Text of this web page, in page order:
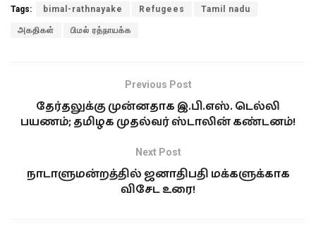
Tags: bimal-rathnayake Refugees Tamil nadu
அகதிகள் பிமல் ரத்நாயக்க
Previous Post
தேர்தலுக்கு முன்னதாக இ.பி.எஸ். டெல்லி
பயணம்; தமிழக முதல்வர் ஸ்டாலின் கண்டனம்!
Next Post
நாடாளுமன்றத்தில் ஜனாதிபதி மக்களுக்காக
விசேட உரை!